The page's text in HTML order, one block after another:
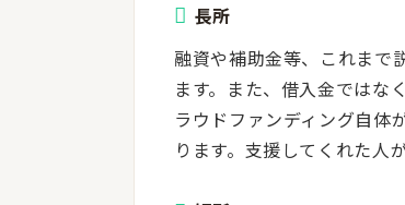
長所
融資や補助金等、これまで
ます。また、借入金ではな
ラウドファンディング自体
ります。支援してくれた人